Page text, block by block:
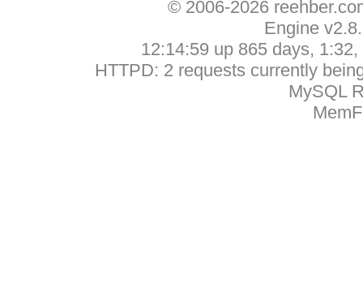
© 2006-2026
Engine
12:14:59 up 865 days,
HTTPD: 2 requests currently
MySQL